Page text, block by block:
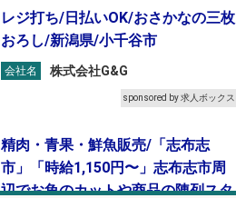
レジ打ち/日払いOK/おさかなの三枚
おろし/新潟県/小千谷市
会社名 株式会社G&G
sponsored by 求人ボックス
精肉・青果・鮮魚販売/「志布志
市」「時給1,150円〜」志布志市周
辺でお魚のカットや商品の陳列スタ